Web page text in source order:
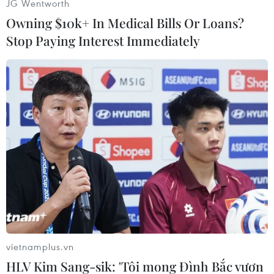
Nhưng niềm vui đó đã phần nào bị ảnh hưởng
chỉ sau đó đúng 2 phút, khi độitrưởng Nemanja
Vidic phải nhận thẻ đỏ rời sân sau pha vào bóng
bằng gầm giầy.Chơi thiếu người, khung thành
Manchester United liên tục bị đặt vào thế bị
động.
Chứng kiến tình cảnh đó, Sir Alex đã liên tiếp
phải có những sự điều chỉnhbằng việc tung
Jonny Evans cùng Phil Jones vào sân nhằm giữ
vững cách biệt mộtbàn mong manh. Đến phút
88 của trận đấu, lợi thế hơn người của Otelul đã
khôngcòn khi Perendija nhận thẻ vàng thứ hai,
đồng nghĩa với thẻ đỏ và phải rời sân.
JG Wentworth
Owning $10k+ In Medical Bills Or Loans?
Stop Paying Interest Immediately
vietnamplus.vn
HLV Kim Sang-sik: 'Tôi mong Đình Bắc vươn